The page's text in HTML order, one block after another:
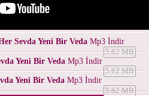
Sevda Yeni Bir Veda Mp3 İndir
5.62 MB
Yeni Bir VedaMp3 İndir
5.62 MB
Yeni Bir Veda Mp3 İndir
5.62 MB